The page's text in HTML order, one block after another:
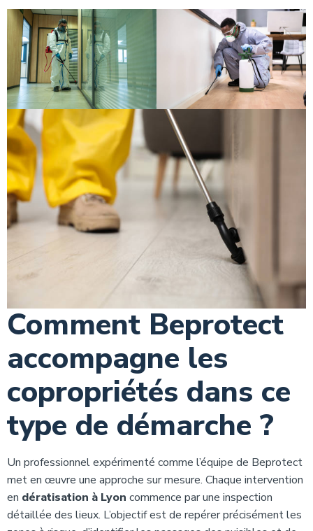
Comment Beprotect
accompagne les
copropriétés dans ce
type de démarche ?
Un professionnel expérimenté comme l’équipe de Beprotect
met en œuvre une approche sur mesure. Chaque intervention
en dératisation à Lyon commence par une inspection
détaillée des lieux. L’objectif est de repérer précisément les